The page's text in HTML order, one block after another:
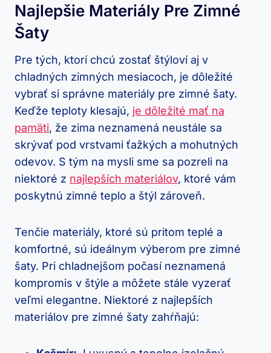
Najlepšie Materiály Pre Zimné
Šaty
Pre tých, ⁤ktorí chcú zostať štýloví aj v
chladných‍ zimných mesiacoch, je dôležité
vybrať ‍si správne materiály pre zimné šaty.
Keďže teploty klesajú, je dôležité ‌mať na
pamäti, že zima neznamená⁣ neustále sa
skrývať pod‍ vrstvami ťažkých a mohutných
odevov.‍ S tým na mysli sme sa pozreli na
⁣niektoré z najlepších materiálov, ktoré vám
poskytnú zimné teplo a štýl zároveň.
Tenčie materiály, ktoré sú pritom ‌teplé ⁣a
komfortné, sú ideálnym ‌výberom pre zimné
šaty. Pri chladnejšom počasí neznamená
kompromis v štýle a ​môžete stále vyzerať
veľmi ⁤elegantne.‍ Niektoré ​z najlepších
materiálov‌ pre zimné šaty zahŕňajú: